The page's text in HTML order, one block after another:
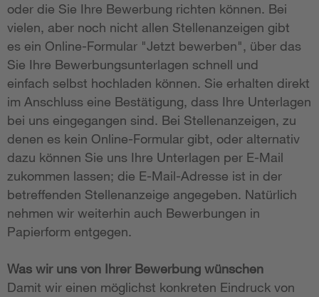
oder die Sie Ihre Bewerbung richten können. Bei
vielen, aber noch nicht allen Stellenanzeigen gibt
es ein Online-Formular "Jetzt bewerben", über das
Sie Ihre Bewerbungsunterlagen schnell und
einfach selbst hochladen können. Sie erhalten direkt
im Anschluss eine Bestätigung, dass Ihre Unterlagen
bei uns eingegangen sind. Bei Stellenanzeigen, zu
denen es kein Online-Formular gibt, oder alternativ
dazu können Sie uns Ihre Unterlagen per E-Mail
zukommen lassen; die E-Mail-Adresse ist in der
betreffenden Stellenanzeige angegeben. Natürlich
nehmen wir weiterhin auch Bewerbungen in
Papierform entgegen.
Was wir uns von Ihrer Bewerbung wünschen
Damit wir einen möglichst konkreten Eindruck von